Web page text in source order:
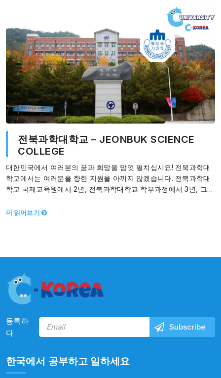
전북과학대학교 – JEONBUK SCIENCE
COLLEGE
대한민국에서 여러분의 꿈과 희망을 맘껏 펼치십시요! 전북과학대
학교에서는 여러분을 향한 지원을 아끼지 않겠습니다. 전북과학대
학교 국제교육원에서 2년, 전북과학대학교 학부과정에서 3년, 그리
더 읽어보기
등록하
다
한국에서 공부하고 일하세요